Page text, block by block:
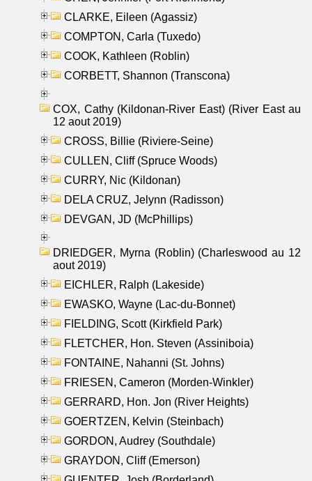
CLARKE, Eileen (Agassiz)
COMPTON, Carla (Tuxedo)
COOK, Kathleen (Roblin)
CORBETT, Shannon (Transcona)
COX, Cathy (Kildonan-River East) (River East au
12 aout 2019)
CROSS, Billie (Riviere-Seine)
CULLEN, Cliff (Spruce Woods)
CURRY, Nic (Kildonan)
DELA CRUZ, Jelynn (Radisson)
DEVGAN, JD (McPhillips)
DRIEDGER, Myrna (Roblin) (Charleswood au 12
aout 2019)
EICHLER, Ralph (Lakeside)
EWASKO, Wayne (Lac-du-Bonnet)
FIELDING, Scott (Kirkfield Park)
FLETCHER, Hon. Steven (Assiniboia)
FONTAINE, Nahanni (St. Johns)
FRIESEN, Cameron (Morden-Winkler)
GERRARD, Hon. Jon (River Heights)
GOERTZEN, Kelvin (Steinbach)
GORDON, Audrey (Southdale)
GRAYDON, Cliff (Emerson)